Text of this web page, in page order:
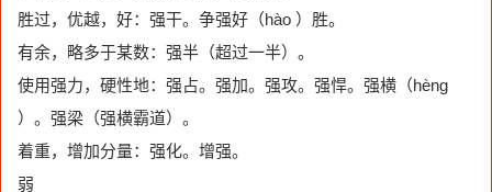
胜过，优越，好：强干。争强好（hào ）胜。
有余，略多于某数：强半（超过一半）。
使用强力，硬性地：强占。强加。强攻。强悍。强横（hèng
）。强梁（强横霸道）。
着重，增加分量：强化。增强。
弱